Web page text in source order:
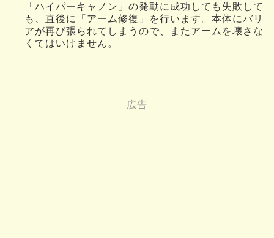
「ハイパーキャノン」の発動に成功しても失敗して
も、直後に「アーム修復」を行います。本体にバリ
アが再び張られてしまうので、またアームを壊さな
くてはいけません。